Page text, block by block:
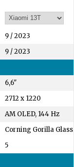
9 / 2023
9 / 2023
6,6"
2712 x 1220
AM OLED, 144 Hz
Corning Gorilla Glass
5